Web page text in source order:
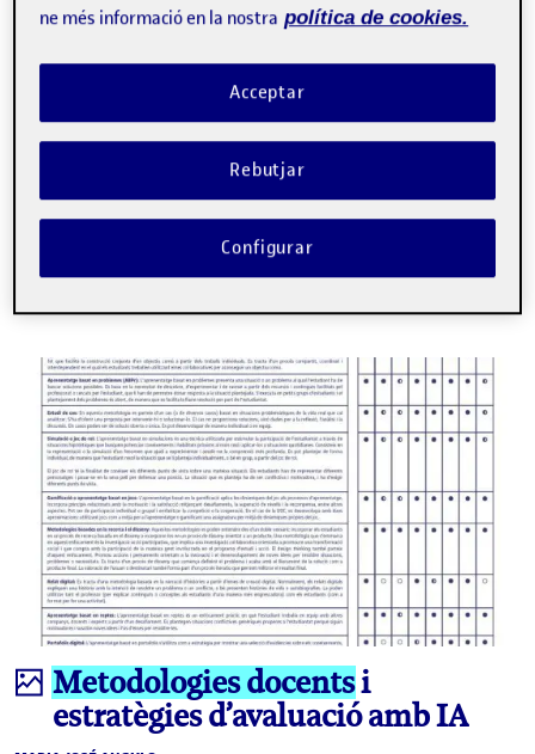
XAVIER MAS
La IA és un assistent capaç d’executar un gran ventall de
tasques tant en el disseny com durant el procés
d’ensenyament i aprenentatge. En aquest recurs es
plantegen algunes propostes …
disseny de l'activitat IA intel·ligència artificial
metodologies docents
Facebook
X BlueskyLinkedInEmail
Infografia
Metodologies docentsi
estratègies d’avaluació amb IA
ne més informació en la nostra política de cookies.
Rebutjar
Acceptar
Configurar